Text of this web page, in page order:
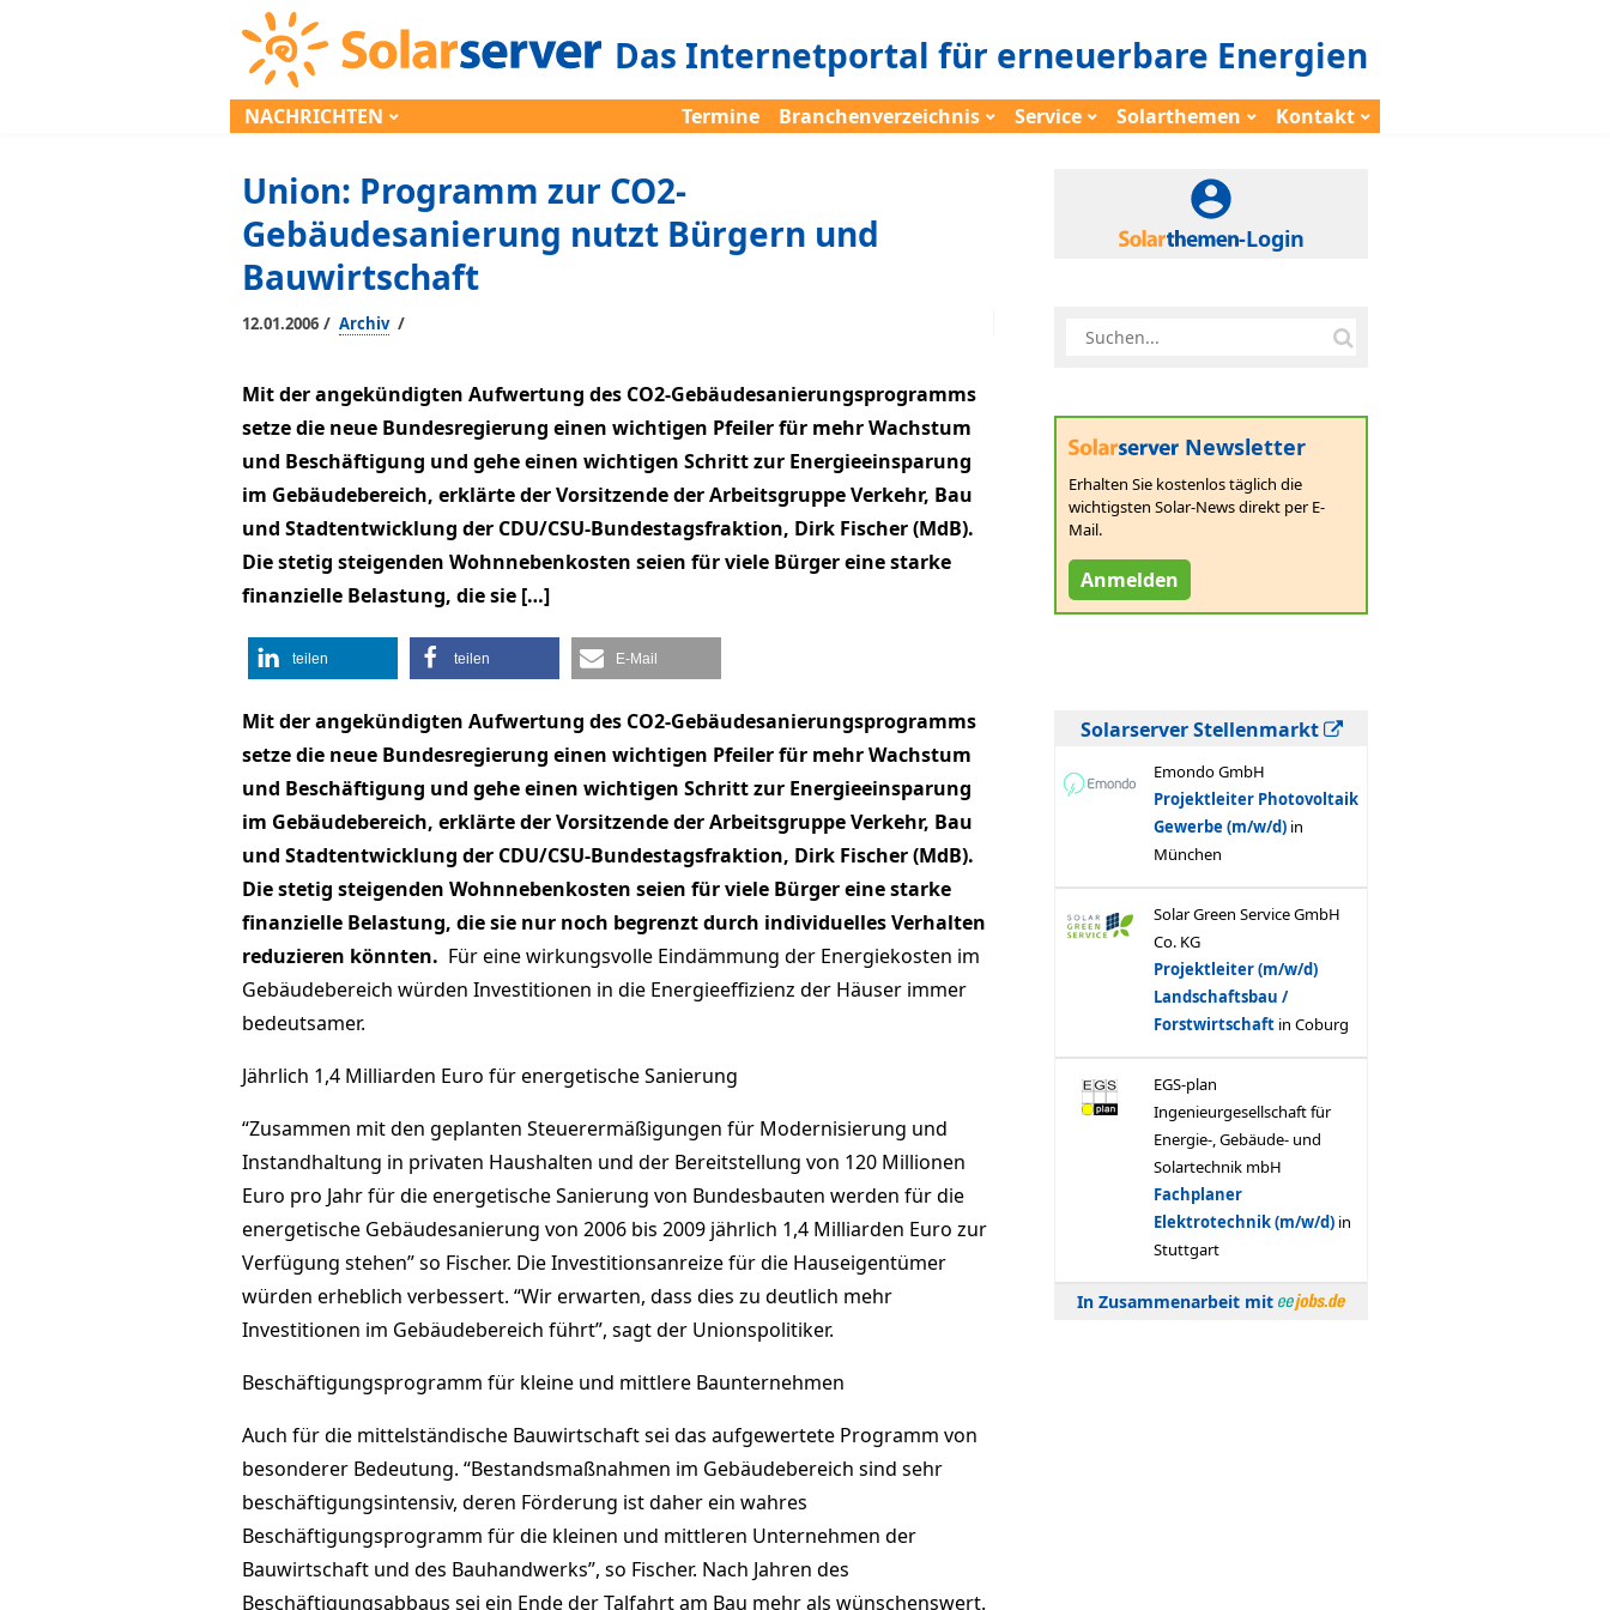
Das Internetportal für erneuerbare Energien
NACHRICHTEN Termine Branchenverzeichnis Service Solarthemen Kontakt
Union: Programm zur CO2-
Gebäudesanierung nutzt Bürgern und
Bauwirtschaft
12.01.2006 / Archiv /
Mit der angekündigten Aufwertung des CO2-Gebäudesanierungsprogramms
setze die neue Bundesregierung einen wichtigen Pfeiler für mehr Wachstum
und Beschäftigung und gehe einen wichtigen Schritt zur Energieeinsparung
im Gebäudebereich, erklärte der Vorsitzende der Arbeitsgruppe Verkehr, Bau
und Stadtentwicklung der CDU/CSU-Bundestagsfraktion, Dirk Fischer (MdB).
Die stetig steigenden Wohnnebenkosten seien für viele Bürger eine starke
finanzielle Belastung, die sie […]
teilen teilen E-Mail
Mit der angekündigten Aufwertung des CO2-Gebäudesanierungsprogramms
setze die neue Bundesregierung einen wichtigen Pfeiler für mehr Wachstum
und Beschäftigung und gehe einen wichtigen Schritt zur Energieeinsparung
im Gebäudebereich, erklärte der Vorsitzende der Arbeitsgruppe Verkehr, Bau
und Stadtentwicklung der CDU/CSU-Bundestagsfraktion, Dirk Fischer (MdB).
Die stetig steigenden Wohnnebenkosten seien für viele Bürger eine starke
finanzielle Belastung, die sie nur noch begrenzt durch individuelles Verhalten
reduzieren könnten. Für eine wirkungsvolle Eindämmung der Energiekosten im
Gebäudebereich würden Investitionen in die Energieeffizienz der Häuser immer
bedeutsamer.
Jährlich 1,4 Milliarden Euro für energetische Sanierung
“Zusammen mit den geplanten Steuerermäßigungen für Modernisierung und
Instandhaltung in privaten Haushalten und der Bereitstellung von 120 Millionen
Euro pro Jahr für die energetische Sanierung von Bundesbauten werden für die
energetische Gebäudesanierung von 2006 bis 2009 jährlich 1,4 Milliarden Euro zur
Verfügung stehen” so Fischer. Die Investitionsanreize für die Hauseigentümer
würden erheblich verbessert. “Wir erwarten, dass dies zu deutlich mehr
Investitionen im Gebäudebereich führt”, sagt der Unionspolitiker.
Beschäftigungsprogramm für kleine und mittlere Baunternehmen
Auch für die mittelständische Bauwirtschaft sei das aufgewertete Programm von
besonderer Bedeutung. “Bestandsmaßnahmen im Gebäudebereich sind sehr
beschäftigungsintensiv, deren Förderung ist daher ein wahres
Beschäftigungsprogramm für die kleinen und mittleren Unternehmen der
Bauwirtschaft und des Bauhandwerks”, so Fischer. Nach Jahren des
Beschäftigungsabbaus sei ein Ende der Talfahrt am Bau mehr als wünschenswert.
-Login
Newsletter
Erhalten Sie kostenlos täglich die
wichtigsten Solar-News direkt per E-
Mail.
Anmelden
Solarserver Stellenmarkt
In Zusammenarbeit mit